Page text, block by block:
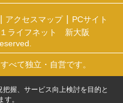
アクセスマップ
PCサイト
ライフネット 新大阪
べて独立・自営です。
握、サービス向上検討を目的と
。